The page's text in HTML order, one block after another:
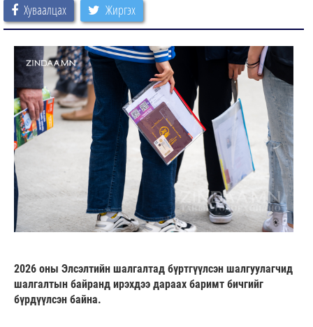
Хуваалцах Жиргэх
2026 оны Элсэлтийн шалгалтад бүртгүүлсэн шалгуулагчид
шалгалтын байранд ирэхдээ дараах баримт бичгийг
бүрдүүлсэн байна.